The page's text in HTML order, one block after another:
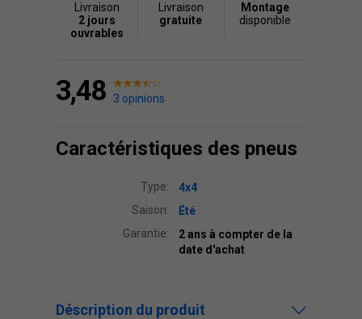
Livraison
2 jours
ouvrables
Livraison
gratuite
Montage
disponible
3,48 3 opinions
Caractéristiques des pneus
Type:
4x4
Saison:
Été
Garantie:
2 ans à compter de la
date d'achat
Déscription du produit